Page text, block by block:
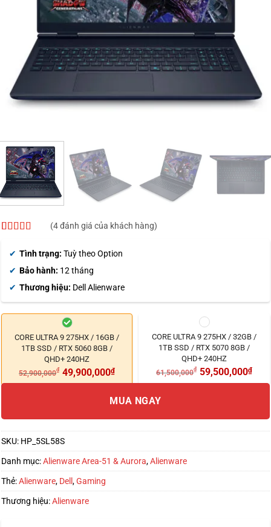
trên đánh
(4đánh giá của khách hàng)
Tình trạng: Tuỳ theo Option
Bảo hành: 12 tháng
Thương hiệu: Dell Alienware
CORE ULTRA 9 275HX / 16GB /
1TB SSD / RTX 5060 8GB /
QHD+ 240HZ
52,900,000₫ 49,900,000₫
CORE ULTRA 9 275HX / 32GB /
1TB SSD / RTX 5070 8GB /
QHD+ 240HZ
61,500,000₫ 59,500,000₫
MUA NGAY
SKU: HP_5SL58S
Danh mục:Alienware Area-51 & Aurora,Alienware
Thẻ:Alienware, Dell ,Gaming
Thương hiệu:Alienware